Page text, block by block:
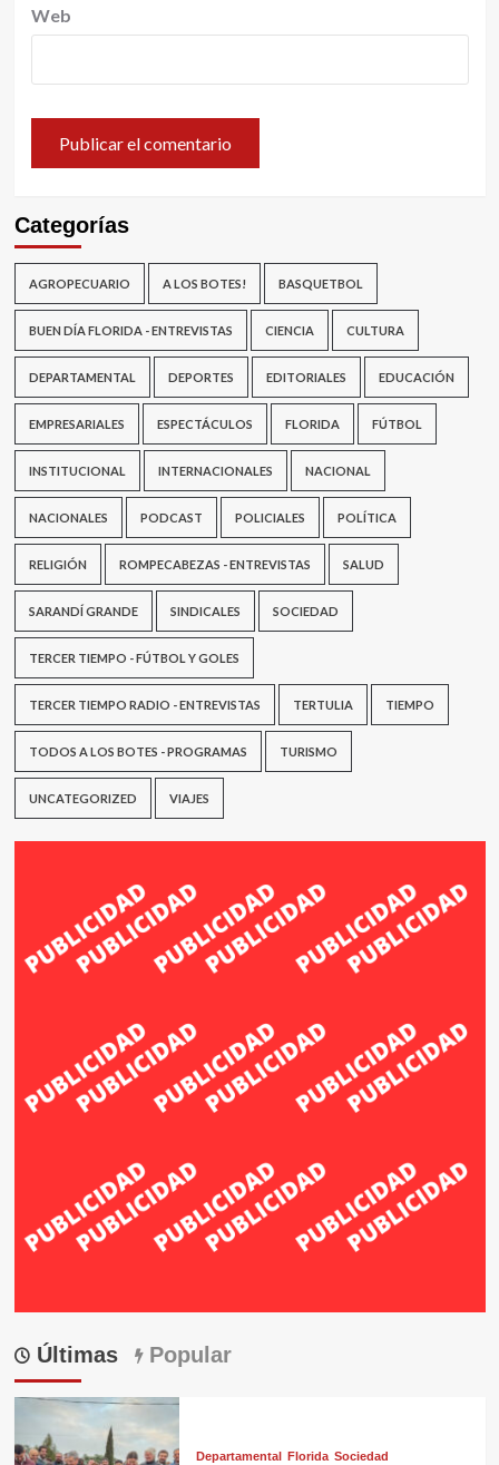
Web
Categorías
AGROPECUARIO A LOS BOTES! BASQUETBOL
BUEN DÍA FLORIDA - ENTREVISTAS CIENCIA CULTURA
DEPARTAMENTAL DEPORTES EDITORIALES EDUCACIÓN
EMPRESARIALES ESPECTÁCULOS FLORIDA FÚTBOL
INSTITUCIONAL INTERNACIONALES NACIONAL
NACIONALES PODCAST POLICIALES POLÍTICA
RELIGIÓN ROMPECABEZAS - ENTREVISTAS SALUD
SARANDÍ GRANDE SINDICALES SOCIEDAD
TERCER TIEMPO - FÚTBOL Y GOLES
TERCER TIEMPO RADIO - ENTREVISTAS TERTULIA TIEMPO
TODOS A LOS BOTES - PROGRAMAS TURISMO
UNCATEGORIZED VIAJES
Últimas Popular
Departamental Florida Sociedad